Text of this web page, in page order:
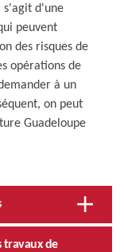
s'agit d'une
peuvent
des risques de
opérations de
à un
on peut
Guadeloupe
travaux de